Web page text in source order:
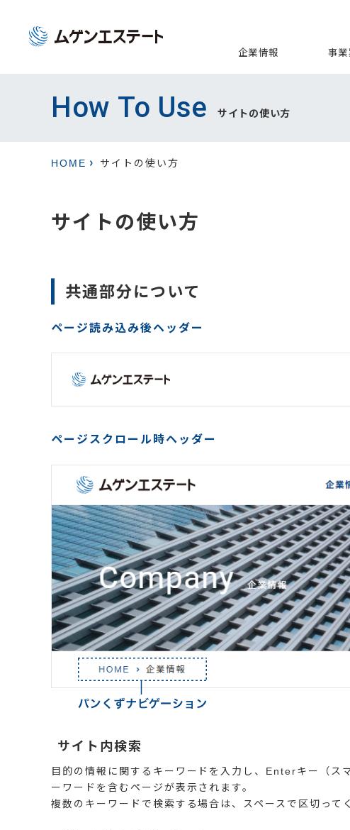
企業情報
コーポレート
事業
不動産内外装
How To Use サイトの使い方
HOME サイトの使い方
サイトの使い方
共通部分について
ページ読み込み後ヘッダー
ページスクロール時ヘッダー
サイト内検索
目的の情報に関するキーワードを入力し、Enterキー（ス
ーワードを含むページが表示されます。
複数のキーワードで検索する場合は、スペースで区切って